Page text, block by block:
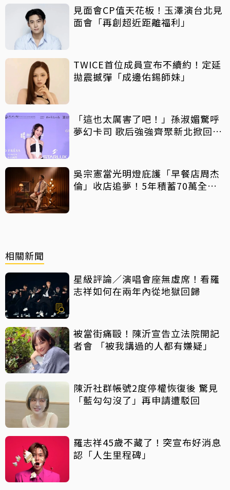
見面會CP值天花板！玉澤演台北見
面會「再創超近距離福利」
TWICE首位成員宣布不續約！定延
拋震撼彈「成邊佑錫師妹」
「這也太厲害了吧！」孫淑媚驚呼
夢幻卡司 歌后強強齊聚新北掀回憶
吳宗憲當光明燈庇護「早餐店周杰
倫」收店追夢！5年積蓄70萬全砸
相關新聞
星級評論／演唱會座無虛席！看羅
志祥如何在兩年內從地獄回歸
被當街痛毆！陳沂宣告立法院開記
者會 「被我講過的人都有嫌疑」
陳沂社群帳號2度停權恢復後 驚見
「藍勾勾沒了」再申請遭駁回
羅志祥45歲不藏了！突宣布好消息
認「人生里程碑」